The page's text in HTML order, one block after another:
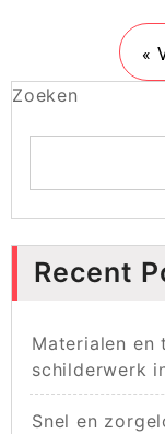
«
Zoeken
Recent
Materialen en
schilderwerk
Snel en